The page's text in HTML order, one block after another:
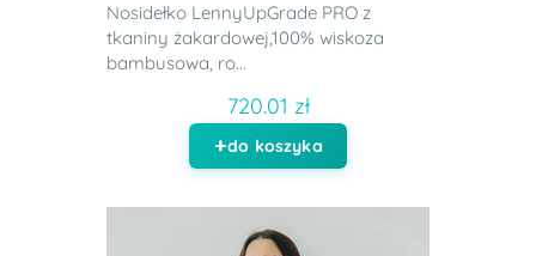
Nosidełko LennyUpGrade PRO z
tkaniny żakardowej,100% wiskoza
bambusowa, ro...
720.01 zł
do koszyka